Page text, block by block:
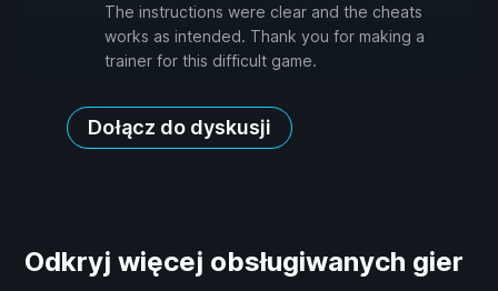
The instructions were clear and the cheats
works as intended. Thank you for making a
trainer for this difficult game.
Dołącz do dyskusji
Odkryj więcej obsługiwanych gier